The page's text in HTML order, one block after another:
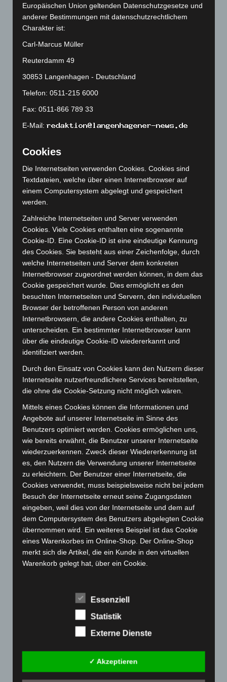
Oktober 2025(112)
September 2025
August 2025(90)
Juli 2025(90)
Juni 2025 (103)
Mai 2025 (112)
April 2025(88)
Januar 2025(88)
Dezember 2024(89)
November 2024(94)
Oktober 2024(93)
August 2024(107)
Juli 2024(89)
Juni 2024(107)
Mai 2024(149)
April 2024(102)
März 2024
(103)
Februar 2024(103)
Januar 2024(111)
Dezember 2023
(130)
November 2023
Oktober 2023(114)
September 2023(133)
August 2023(134)
Juli 2023
Juni 2023(142)
Mai 2023(139)
April 2023 (155)
März 2023(174)
Februar 2023 (154)
Januar 2023(140)
Dezember 2022(130)
November 2022(167)
Oktober 2022(166)
(166)
April 2022(198)
Europäischen Union geltenden Datenschutzgesetze und
anderer Bestimmungen mit datenschutzrechtlichem
Charakter ist:
Carl-Marcus Müller
Reuterdamm 49
30853 Langenhagen - Deutschland
Telefon: 0511-215 6000
Fax: 0511-866 789 33
E-Mail:
Cookies
Die Internetseiten verwenden Cookies. Cookies sind
Textdateien, welche über einen Internetbrowser auf
einem Computersystem abgelegt und gespeichert
werden.
Zahlreiche Internetseiten und Server verwenden
Cookies. Viele Cookies enthalten eine sogenannte
Cookie-ID. Eine Cookie-ID ist eine eindeutige Kennung
des Cookies. Sie besteht aus einer Zeichenfolge, durch
welche Internetseiten und Server dem konkreten
Internetbrowser zugeordnet werden können, in dem das
Cookie gespeichert wurde. Dies ermöglicht es den
besuchten Internetseiten und Servern, den individuellen
Browser der betroffenen Person von anderen
Internetbrowsern, die andere Cookies enthalten, zu
unterscheiden. Ein bestimmter Internetbrowser kann
über die eindeutige Cookie-ID wiedererkannt und
identifiziert werden.
Durch den Einsatz von Cookies kann den Nutzern dieser
Internetseite nutzerfreundlichere Services bereitstellen,
die ohne die Cookie-Setzung nicht möglich wären.
Mittels eines Cookies können die Informationen und
Angebote auf unserer Internetseite im Sinne des
Benutzers optimiert werden. Cookies ermöglichen uns,
wie bereits erwähnt, die Benutzer unserer Internetseite
wiederzuerkennen. Zweck dieser Wiedererkennung ist
es, den Nutzern die Verwendung unserer Internetseite
zu erleichtern. Der Benutzer einer Internetseite, die
Cookies verwendet, muss beispielsweise nicht bei jedem
Besuch der Internetseite erneut seine Zugangsdaten
eingeben, weil dies von der Internetseite und dem auf
dem Computersystem des Benutzers abgelegten Cookie
übernommen wird. Ein weiteres Beispiel ist das Cookie
eines Warenkorbes im Online-Shop. Der Online-Shop
merkt sich die Artikel, die ein Kunde in den virtuellen
Warenkorb gelegt hat, über ein Cookie.
entsprechenden Einstellung des genutzten
Internetbrowsers verhindern und damit der Setzung von
bereits gesetzte Cookies jederzeit über einen
gelöscht werden. Dies ist in allen gängigen
Person die Setzung von Cookies in dem genutzten
Essenziell
Statistik
Externe Dienste
✓ Akzeptieren